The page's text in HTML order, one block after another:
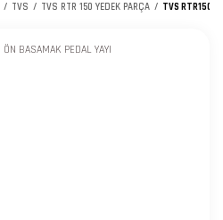
TVS TVS RTR 150 YEDEK PARÇA TVS RTR150